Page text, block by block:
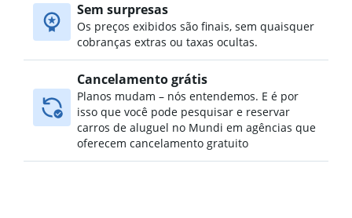
Sem surpresas
Os preços exibidos são finais, sem quaisquer
cobranças extras ou taxas ocultas.
Cancelamento grátis
Planos mudam – nós entendemos. E é por
isso que você pode pesquisar e reservar
carros de aluguel no Mundi em agências que
oferecem cancelamento gratuito